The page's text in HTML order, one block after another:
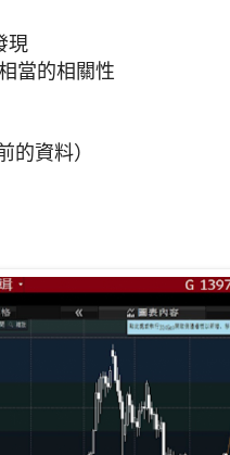
現
當的相關性
的資料）